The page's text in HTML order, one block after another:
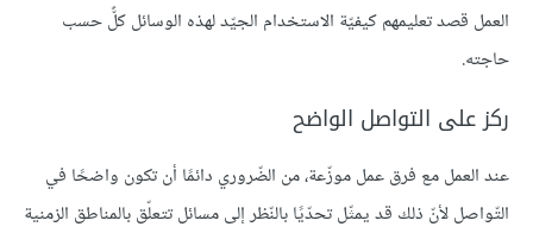
العمل قصد تعليمهم كيفيّة الاستخدام الجيّد لهذه الوسائل كلٌّ حسب
حاجته.
ركز على التواصل الواضح
عند العمل مع فرق عمل موزّعة، من الضّروري دائمًا أن تكون واضحًا في
التّواصل لأنّ ذلك قد يمثّل تحدّيًا بالنّظر إلى مسائل تتعلّق بالمناطق الزمنية